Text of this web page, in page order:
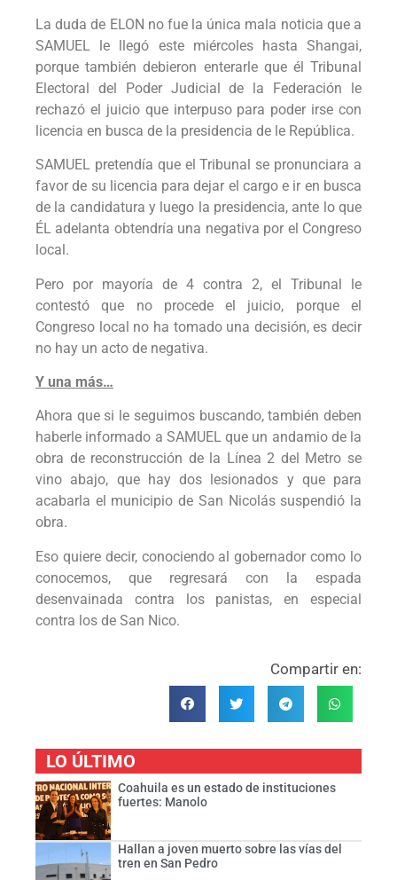
La duda de ELON no fue la única mala noticia que a
SAMUEL le llegó este miércoles hasta Shangai,
porque también debieron enterarle que él Tribunal
Electoral del Poder Judicial de la Federación le
rechazó el juicio que interpuso para poder irse con
licencia en busca de la presidencia de le República.
SAMUEL pretendía que el Tribunal se pronunciara a
favor de su licencia para dejar el cargo e ir en busca
de la candidatura y luego la presidencia, ante lo que
ÉL adelanta obtendría una negativa por el Congreso
local.
Pero por mayoría de 4 contra 2, el Tribunal le
contestó que no procede el juicio, porque el
Congreso local no ha tomado una decisión, es decir
no hay un acto de negativa.
Y una más…
Ahora que si le seguimos buscando, también deben
haberle informado a SAMUEL que un andamio de la
obra de reconstrucción de la Línea 2 del Metro se
vino abajo, que hay dos lesionados y que para
acabarla el municipio de San Nicolás suspendió la
obra.
Eso quiere decir, conociendo al gobernador como lo
conocemos, que regresará con la espada
desenvainada contra los panistas, en especial
contra los de San Nico.
Compartir en:
LO ÚLTIMO
Coahuila es un estado de instituciones
fuertes: Manolo
Hallan a joven muerto sobre las vías del
tren en San Pedro